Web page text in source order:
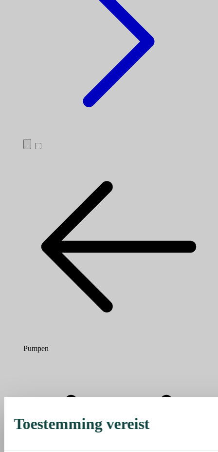
Pumpen
Toestemming vereist